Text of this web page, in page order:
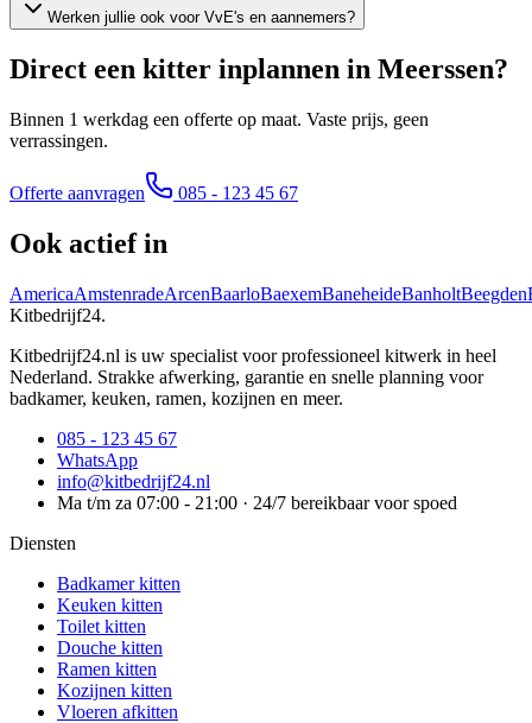
Werken jullie ook voor VvE's en aannemers?
Direct een kitter inplannen in Meerssen?
Binnen 1 werkdag een offerte op maat. Vaste prijs, geen
verrassingen.
Offerte aanvragen 085 - 123 45 67
Ook actief in
AmericaAmstenradeArcenBaarloBaexemBaneheideBanholtBeegden
Kitbedrijf24.
Kitbedrijf24.nl is uw specialist voor professioneel kitwerk in heel
Nederland. Strakke afwerking, garantie en snelle planning voor
badkamer, keuken, ramen, kozijnen en meer.
085 - 123 45 67
WhatsApp
info@kitbedrijf24.nl
Ma t/m za 07:00 - 21:00 · 24/7 bereikbaar voor spoed
Diensten
Badkamer kitten
Keuken kitten
Toilet kitten
Douche kitten
Ramen kitten
Kozijnen kitten
Vloeren afkitten